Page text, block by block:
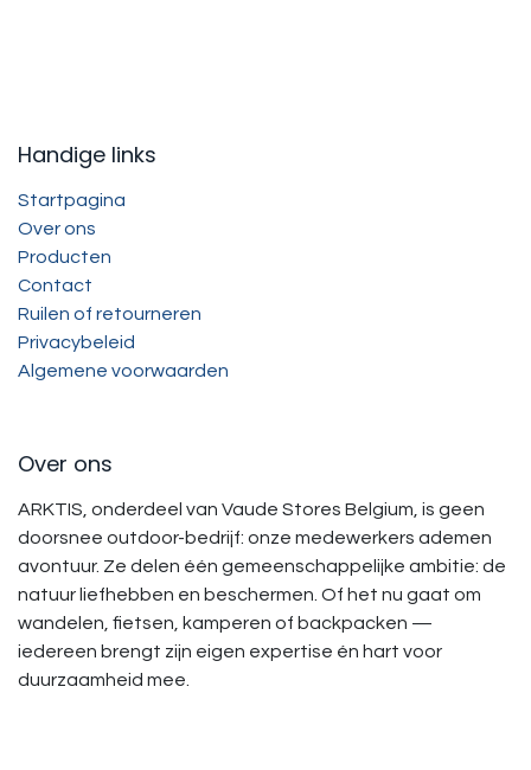
Handige links
Startpagina
Over ons
Producten
Contact
Ruilen of retourneren
Privacybeleid
Algemene voorwaarden
Over ons
ARKTIS, onderdeel van Vaude Stores Belgium, is geen
doorsnee outdoor-bedrijf: onze medewerkers ademen
avontuur. Ze delen één gemeenschappelijke ambitie: de
natuur liefhebben en beschermen. Of het nu gaat om
wandelen, fietsen, kamperen of backpacken —
iedereen brengt zijn eigen expertise én hart voor
duurzaamheid mee.